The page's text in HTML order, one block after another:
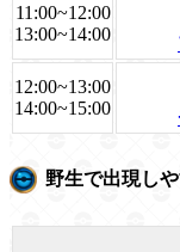
11:00~12:00
13:00~14:00
12:00~13:00
14:00~15:00
野生で出現し